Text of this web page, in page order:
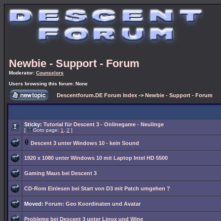
Newbie - Support - Forum
Moderator: Counselors
Users browsing this forum: None
Descentforum.DE Forum Index -> Newbie - Support - Forum
Sticky: Tutorial für Descent 3 - Onlinegame - Neulinge
[ Goto page: 1 2 ]
Descent 3 unter Windows 10 - kein Sound
1920 x 1080 unter Windows 10 mit Laptop Intel HD 5500
Gaming Maus bei Descent 3
CD-Rom Einlesen bei Start von D3 mit Patch umgehen ?
Moved: Forum: Geo Koordinaten und Avatar
Probleme bei Descent 3 unter Linux und Wine